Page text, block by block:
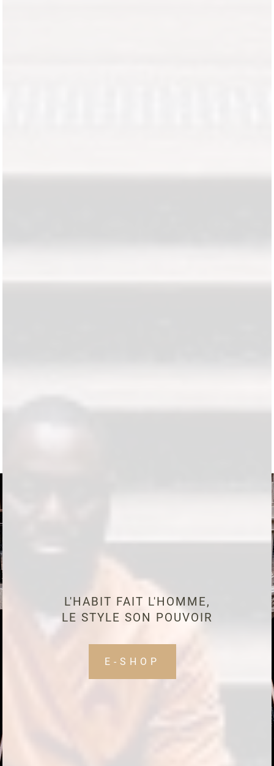
L'HABIT FAIT L'HOMME,
LE STYLE SON POUVOIR
E-SHOP